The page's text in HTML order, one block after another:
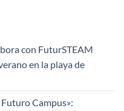
con FuturSTEAM
en la playa de
Campus»: